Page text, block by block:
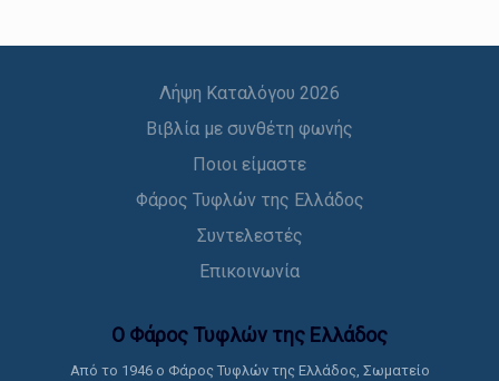
Λήψη Καταλόγου 2026
Βιβλία με συνθέτη φωνής
Ποιοι είμαστε
Φάρος Τυφλών της Ελλάδος
Συντελεστές
Επικοινωνία
Ο Φάρος Τυφλών της Ελλάδoς
Από το 1946 ο Φάρος Τυφλών της Ελλάδος, Σωματείο